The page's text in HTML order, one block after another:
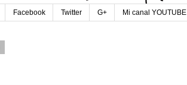
Facebook Twitter G+ Mi canal YOUTUBE